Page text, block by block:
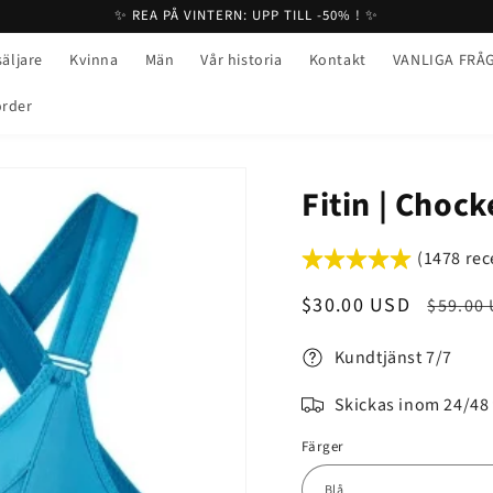
✨ REA PÅ VINTERN: UPP TILL -50% ! ✨
Kvinna Män Vår historia Kontakt VANLIGA
Fitin |
(1478
Försäljningspris
$30.00 USD $59.00
Kundtjänst 7/7
Skickas inom 24/
Färger